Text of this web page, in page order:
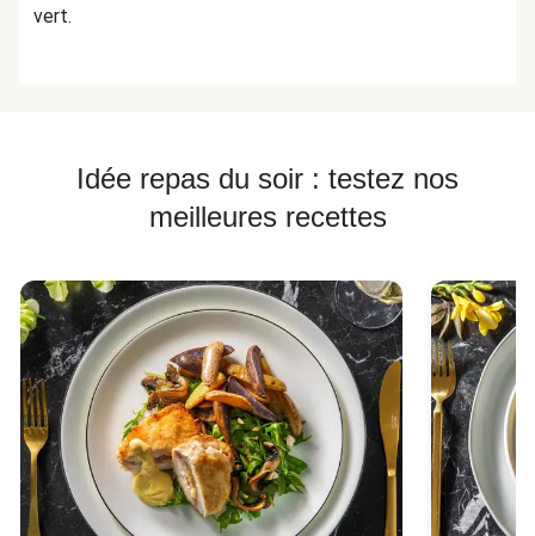
vert.
Idée repas du soir : testez nos
meilleures recettes